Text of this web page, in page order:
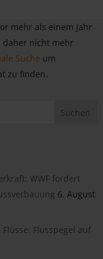
mehr als einem Jahr
daher nicht mehr
Suche um
zu finden.
WWF fordert
6. August
Flusspegel auf